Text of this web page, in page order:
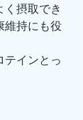
摂取でき
維持にも役
テインとっ